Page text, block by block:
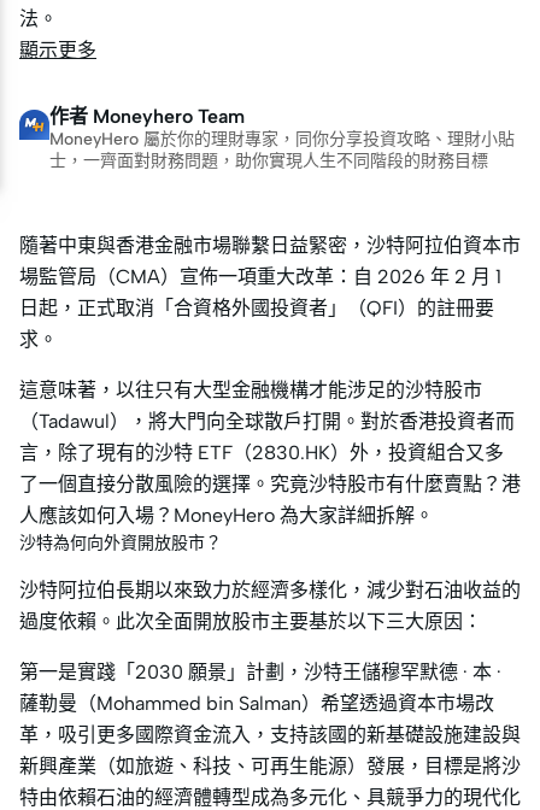
法。
法。
顯示更多
作者 Moneyhero Team
MoneyHero 屬於你的理財專家，同你分享投資攻略、理財小貼
士，一齊面對財務問題，助你實現人生不同階段的財務目標
隨著中東與香港金融市場聯繫日益緊密，沙特阿拉伯資本市
場監管局（CMA）宣佈一項重大改革：自 2026 年 2 月 1
日起，正式取消「合資格外國投資者」（QFI）的註冊要
求。
這意味著，以往只有大型金融機構才能涉足的沙特股市
（Tadawul），將大門向全球散戶打開。對於香港投資者而
言，除了現有的沙特 ETF（2830.HK）外，投資組合又多
了一個直接分散風險的選擇。究竟沙特股市有什麼賣點？港
人應該如何入場？MoneyHero 為大家詳細拆解。
沙特為何向外資開放股市？
沙特阿拉伯長期以來致力於經濟多樣化，減少對石油收益的
過度依賴。此次全面開放股市主要基於以下三大原因：
第一是實踐「2030 願景」計劃，沙特王儲穆罕默德 · 本 ·
薩勒曼（Mohammed bin Salman）希望透過資本市場改
革，吸引更多國際資金流入，支持該國的新基礎設施建設與
新興產業（如旅遊、科技、可再生能源）發展，目標是將沙
特由依賴石油的經濟體轉型成為多元化、具競爭力的現代化